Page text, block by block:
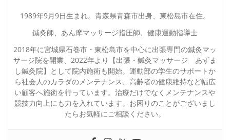
1989年9月9日生まれ。青森県青森市出身、東松島市在住。
鍼灸師、あん摩マッサージ指圧師、健康運動指導士
2018年に宮城県石巻市・東松島市を中心に出張専門の鍼灸マッ
サージ院を開業、2022年より【出張・鍼灸マッサージ あずま
し鍼灸院】として院内施術も開始。運動部の学生のサポートか
ら社会人のカラダのメンテナンス、高齢者の健康維持など幅広
い顧客へ施術を行っています。治療だけでなくメンテナンスや
競技力向上にも力を入れています。お困りのことがございまし
たらお気軽にご相談ください。